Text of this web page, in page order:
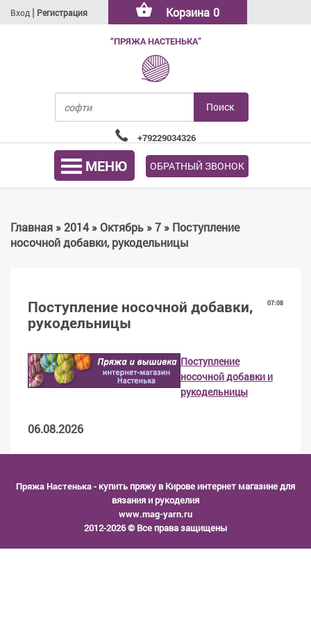
Вход | Регистрация Корзина 0
“ПРЯЖА НАСТЕНЬКА”
+79229034326
МЕНЮ ОБРАТНЫЙ ЗВОНОК
Главная»2014» Октябрь»7» Поступление
носочной добавки, рукодельницы
07:08
Поступление носочной добавки,
рукодельницы
Поступление
носочной добавки и
рукодельницы
06.08.2026
Пряжа Настенька- купить пряжу в Кирове интернет магазине для
вязания и рукоделия
www.mag-yarn.ru
2012-2026 © Все права защищены